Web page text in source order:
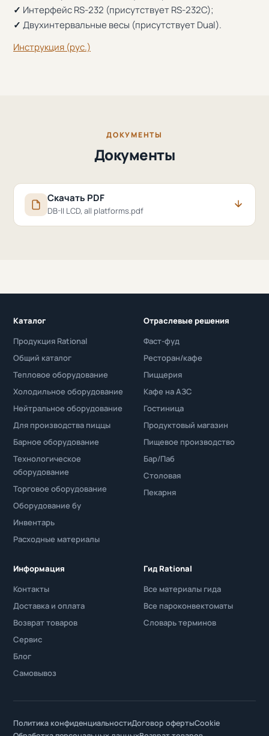
✓ Интерфейс RS-232 (присутствует RS-232C);
✓ Двухинтервальные весы (присутствует Dual).
Инструкция (рус.)
ДОКУМЕНТЫ
Документы
Скачать PDF
DB-II LCD, all platforms.pdf
Каталог
Продукция Rational
Общий каталог
Тепловое оборудование
Холодильное оборудование
Нейтральное оборудование
Для производства пиццы
Барное оборудование
Технологическое
оборудование
Торговое оборудование
Оборудование бу
Инвентарь
Расходные материалы
Отраслевые решения
Фаст-фуд
Ресторан/кафе
Пиццерия
Кафе на АЗС
Гостиница
Продуктовый магазин
Пищевое производство
Бар/Паб
Столовая
Пекарня
Информация
Контакты
Доставка и оплата
Возврат товаров
Сервис
Блог
Самовывоз
Гид Rational
Все материалы гида
Все пароконвектоматы
Словарь терминов
Политика конфиденциальностиДоговор офертыCookie